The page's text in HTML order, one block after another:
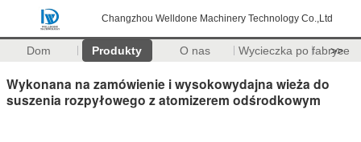
Changzhou Welldone Machinery Technology Co.,Ltd
Dom Produkty O nas Wycieczka po fabryce
>>
Wykonana na zamówienie i wysokowydajna wieża do
suszenia rozpyłowego z atomizerem odśrodkowym